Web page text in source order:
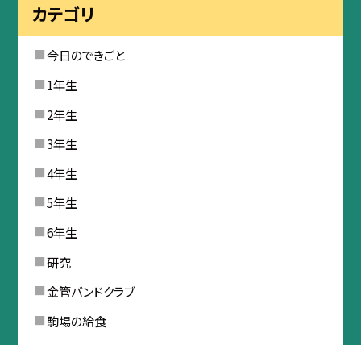
カテゴリ
今日のできごと
1年生
2年生
3年生
4年生
5年生
6年生
研究
金管バンドクラブ
駒場の給食